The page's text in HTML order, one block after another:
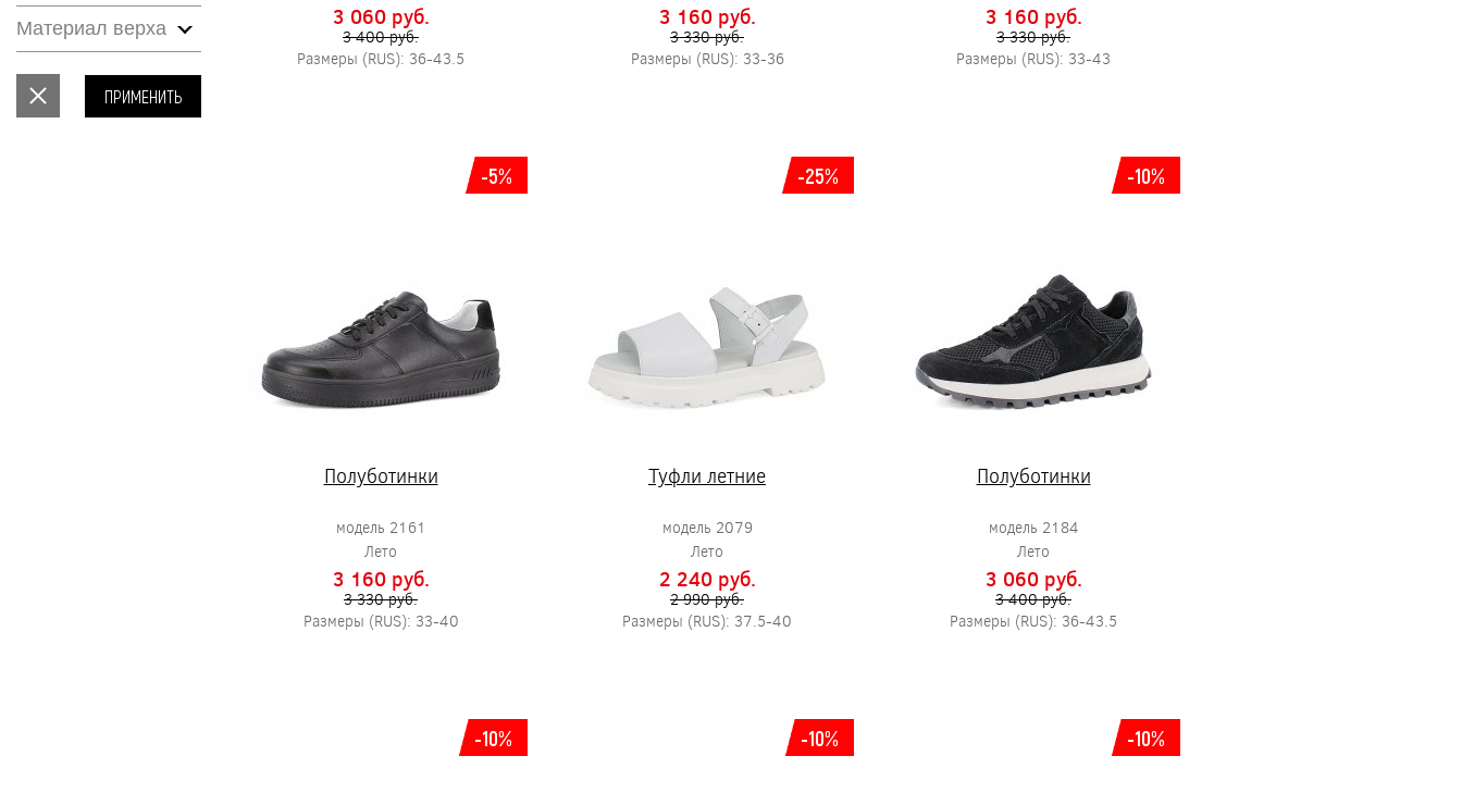
Материал верха
ПРИМЕНИТЬ
3 060 pуб.
3 400 pуб.
Размеры (RUS): 36-43.5
3 160 pуб.
3 330 pуб.
Размеры (RUS): 33-36
3 160 pуб.
3 330 pуб.
Размеры (RUS): 33-43
-5%
Полуботинки
модель 2161
Лето
3 160 pуб.
3 330 pуб.
Размеры (RUS): 33-40
-25%
Туфли летние
модель 2079
Лето
2 240 pуб.
2 990 pуб.
Размеры (RUS): 37.5-40
-10%
Полуботинки
модель 2184
Лето
3 060 pуб.
3 400 pуб.
Размеры (RUS): 36-43.5
-10% -10% -10%